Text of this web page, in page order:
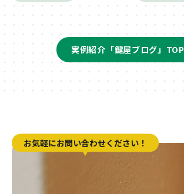
実例紹介「鍵屋ブログ」TOP
お気軽にお問い合わせください！